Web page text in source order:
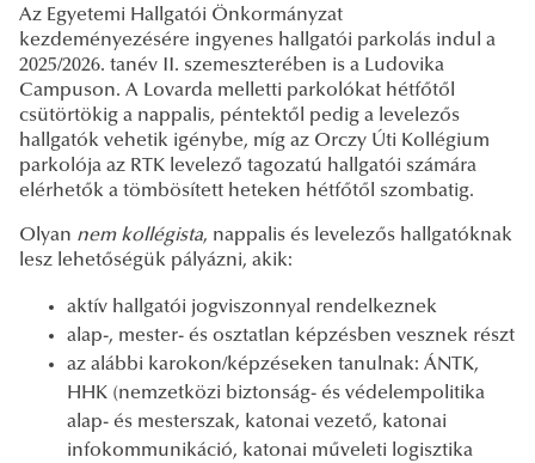
Az Egyetemi Hallgatói Önkormányzat
kezdeményezésére ingyenes hallgatói parkolás indul a
2025/2026. tanév II. szemeszterében is a Ludovika
Campuson. A Lovarda melletti parkolókat hétfőtől
csütörtökig a nappalis, péntektől pedig a levelezős
hallgatók vehetik igénybe, míg az Orczy Úti Kollégium
parkolója az RTK levelező tagozatú hallgatói számára
elérhetők a tömbösített heteken hétfőtől szombatig.
Olyan nem kollégista, nappalis és levelezős hallgatóknak
lesz lehetőségük pályázni, akik:
aktív hallgatói jogviszonnyal rendelkeznek
alap-, mester- és osztatlan képzésben vesznek részt
az alábbi karokon/képzéseken tanulnak: ÁNTK,
HHK (nemzetközi biztonság- és védelempolitika
alap- és mesterszak, katonai vezető, katonai
infokommunikáció, katonai műveleti logisztika